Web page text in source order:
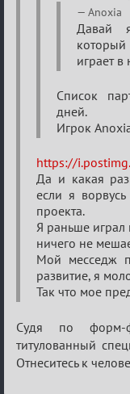
Anoxia
Давай
играет в
Список
дней.
Игрок
https://
Да и какая
если я
проекта.
Я раньше
ничего не
Мой месседж
развитие, я
Так что мое
Судя по форм-
титулованный
Отнеситесь к